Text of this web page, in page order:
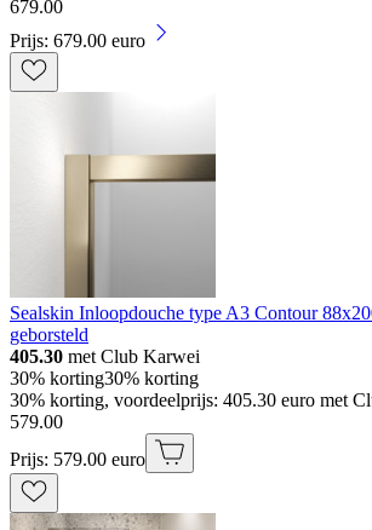
679.00
Prijs: 679.00 euro
Sealskin Inloopdouche type A3 Contour
geborsteld
405.30 met Club Karwei
30% korting30% korting
30% korting, voordeelprijs: 405.30 euro met
579.00
Prijs: 579.00 euro